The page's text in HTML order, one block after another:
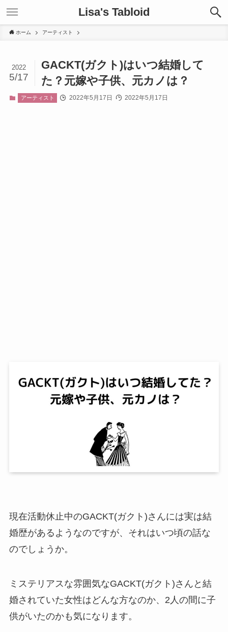
Lisa's Tabloid
ホーム アーティスト
GACKT(ガクト)はいつ結婚して
た？元嫁や子供、元カノは？
2022
5/17
アーティスト 2022年5月17日 2022年5月17日
現在活動休止中のGACKT(ガクト)さんには実は結
婚歴があるようなのですが、それはいつ頃の話な
のでしょうか。
ミステリアスな雰囲気なGACKT(ガクト)さんと結
婚されていた女性はどんな方なのか、2人の間に子
供がいたのかも気になります。